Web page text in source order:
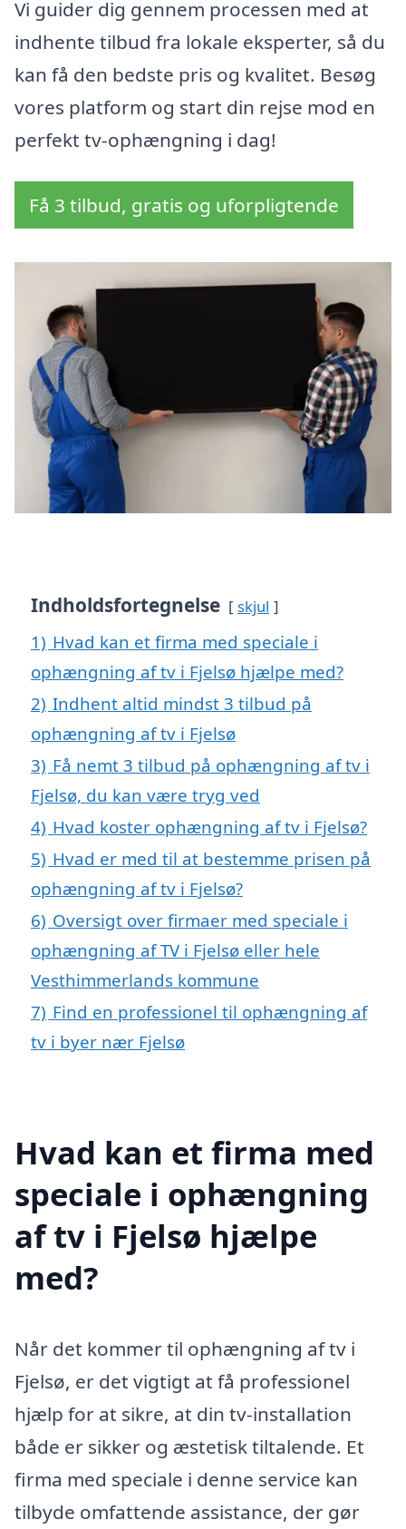
Vi guider dig gennem processen med at
indhente tilbud fra lokale eksperter, så du
kan få den bedste pris og kvalitet. Besøg
vores platform og start din rejse mod en
perfekt tv-ophængning i dag!
Få 3 tilbud, gratis og uforpligtende
Indholdsfortegnelse skjul
1) Hvad kan et firma med speciale i
ophængning af tv i Fjelsø hjælpe med?
2) Indhent altid mindst 3 tilbud på
ophængning af tv i Fjelsø
3) Få nemt 3 tilbud på ophængning af tv i
Fjelsø, du kan være tryg ved
4) Hvad koster ophængning af tv i Fjelsø?
5) Hvad er med til at bestemme prisen på
ophængning af tv i Fjelsø?
6) Oversigt over firmaer med speciale i
ophængning af TV i Fjelsø eller hele
Vesthimmerlands kommune
7) Find en professionel til ophængning af
tv i byer nær Fjelsø
Hvad kan et firma med
speciale i ophængning
af tv i Fjelsø hjælpe
med?
Når det kommer til ophængning af tv i
Fjelsø, er det vigtigt at få professionel
hjælp for at sikre, at din tv-installation
både er sikker og æstetisk tiltalende. Et
firma med speciale i denne service kan
tilbyde omfattende assistance, der gør